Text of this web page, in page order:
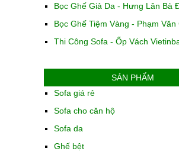
Bọc Ghế Giả Da - Hưng Lân Bà
Bọc Ghế Tiệm Vàng - Phạm Văn
Thi Công Sofa - Ốp Vách
SẢN PHẨM
Sofa giá rẻ
Sofa cho căn hộ
Sofa da
Ghế bệt